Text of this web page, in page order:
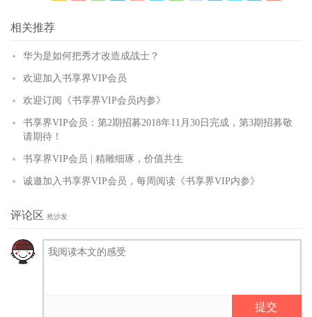
相关推荐
华为是如何把秀才改造成战士？
欢迎加入书享界VIP会员
欢迎订阅《书享界VIP会员内参》
书享界VIP会员：第2期招募2018年11月30日完成，第3期招募敬
请期待！
书享界VIP会员 | 精雕细琢，价值共生
诚邀加入书享界VIP会员，每周阅读《书享界VIP内参》
评论区 抢沙发
提交